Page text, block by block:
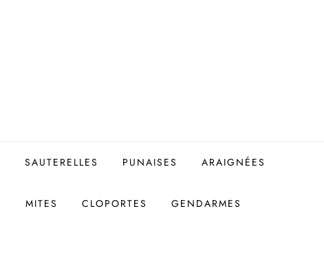
SAUTERELLES PUNAISES ARAIGNÉES
MITES CLOPORTES GENDARMES